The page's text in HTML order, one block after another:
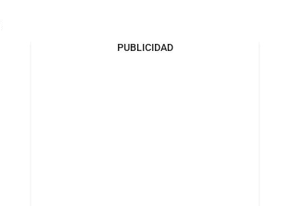
PUBLICIDAD